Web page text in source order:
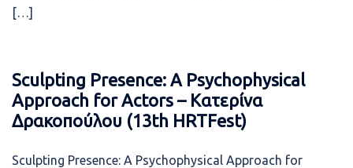
[…]
Sculpting Presence: A Psychophysical
Approach for Actors – Κατερίνα
Δρακοπούλου (13th HRTFest)
Sculpting Presence: A Psychophysical Approach for